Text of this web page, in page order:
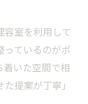
室を利用して
っているのがポ
いた空間で相
提案が丁寧」